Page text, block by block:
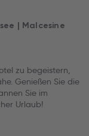
| Malcesine
zu begeistern,
Genießen Sie die
Sie im
Urlaub!